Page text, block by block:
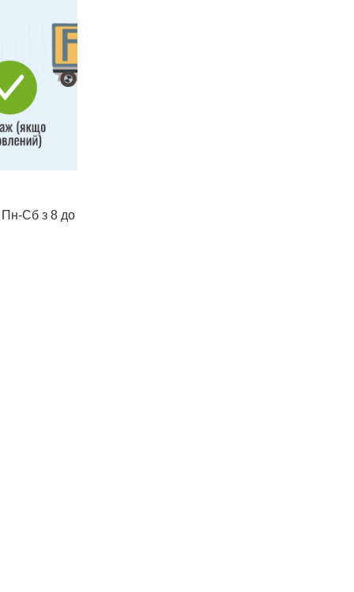
Пн-Сб з 8 до